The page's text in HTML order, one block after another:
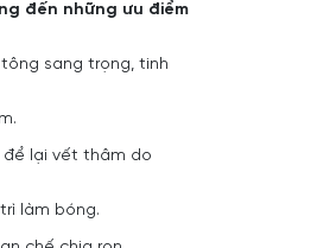
đến những ưu điểm
sang trọng, tinh
để lại vết thâm do
làm bóng.